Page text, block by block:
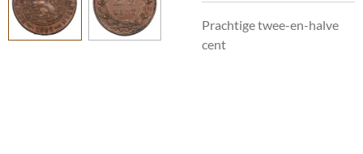
Prachtige twee-en-halve
cent